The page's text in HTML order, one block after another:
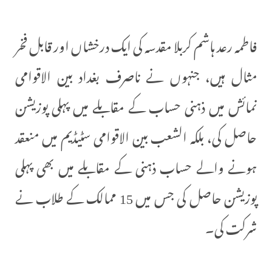
فاطمہ رعد ہاشم کربلا مقدسہ کی ایک درخشاں اور قابل فخر
مثال ہیں، جنہوں نے ناصرف بغداد بین الاقوامی
نمائش میں ذہنی حساب کے مقابلے میں پہلی پوزيشن
حاصل کی، بلکہ الشعب بین الاقوامی سٹیڈیم میں منعقد
ہونے والے حساب ذہنی کے مقابلے میں بھی پہلی
پوزیشن حاصل کی جس میں 15 ممالک کے طلاب نے
شرکت کی۔